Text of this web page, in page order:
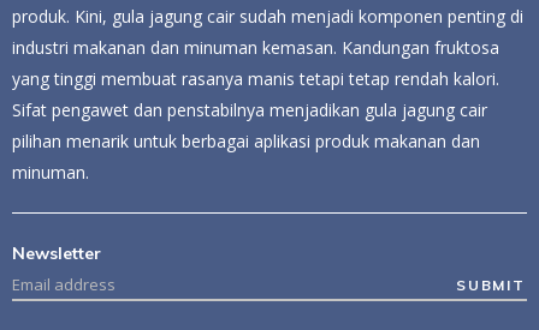
produk. Kini, gula jagung cair sudah menjadi komponen penting di
industri makanan dan minuman kemasan. Kandungan fruktosa
yang tinggi membuat rasanya manis tetapi tetap rendah kalori.
Sifat pengawet dan penstabilnya menjadikan gula jagung cair
pilihan menarik untuk berbagai aplikasi produk makanan dan
minuman.
Newsletter
SUBMIT